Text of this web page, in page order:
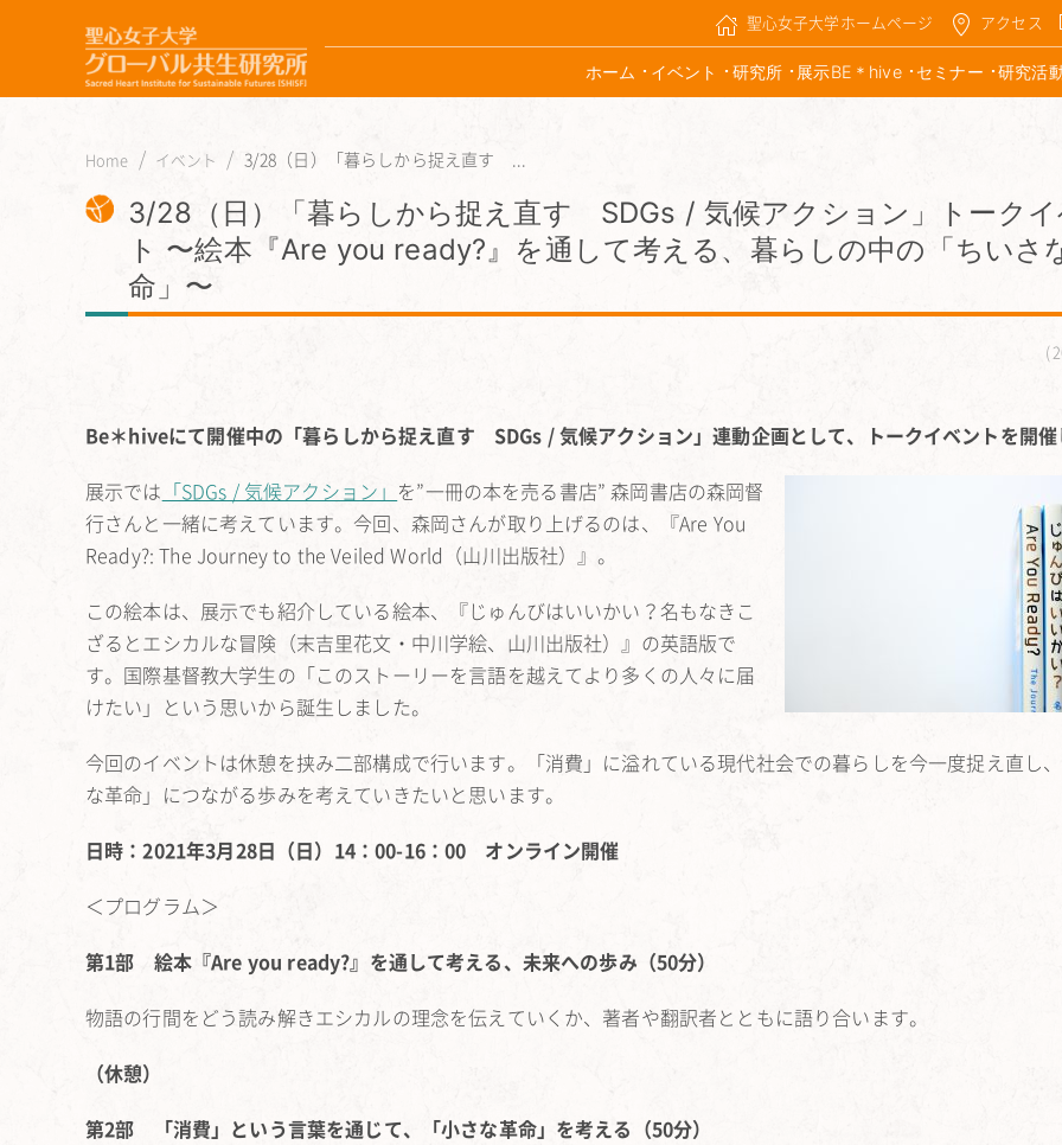
聖心女子大学ホームページ アクセス
ホーム イベント 研究所 展示BE＊hive セミナー 研究活
Home イベント 3/28（日）「暮らしから捉え直す ...
3/28（日）「暮らしから捉え直す SDGs / 気候アクション」トーク
ト 〜絵本『Are you ready?』を通して考える、暮らしの中の「ちいさ
命」〜
Be＊hiveにて開催中の「暮らしから捉え直す SDGs / 気候アクション」連動企画として、トークイベントを開
展示では 「SDGs / 気候アクション」 を”一冊の本を売る書店” 森岡書店の森岡督
行さんと一緒に考えています。今回、森岡さんが取り上げるのは、『Are You
Ready?: The Journey to the Veiled World（山川出版社）』。
この絵本は、展示でも紹介している絵本、『じゅんびはいいかい？名もなきこ
ざるとエシカルな冒険（末吉里花文・中川学絵、山川出版社）』の英語版で
す。国際基督教大学生の「このストーリーを言語を越えてより多くの人々に届
けたい」という思いから誕生しました。
今回のイベントは休憩を挟み二部構成で行います。「消費」に溢れている現代社会での暮らしを今一度捉え直し
な革命」につながる歩みを考えていきたいと思います。
日時：2021年3月28日（日）14：00-16：00 オンライン開催
＜プログラム＞
第1部 絵本『Are you ready?』を通して考える、未来への歩み（50分）
物語の行間をどう読み解きエシカルの理念を伝えていくか、著者や翻訳者とともに語り合います。
（休憩）
第2部 「消費」という言葉を通じて、「小さな革命」を考える（50分）